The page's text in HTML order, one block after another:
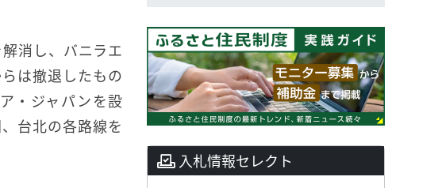
消し、バニラエ
は撤退したもの
・ジャパンを設
台北の各路線を
入札情報セレクト